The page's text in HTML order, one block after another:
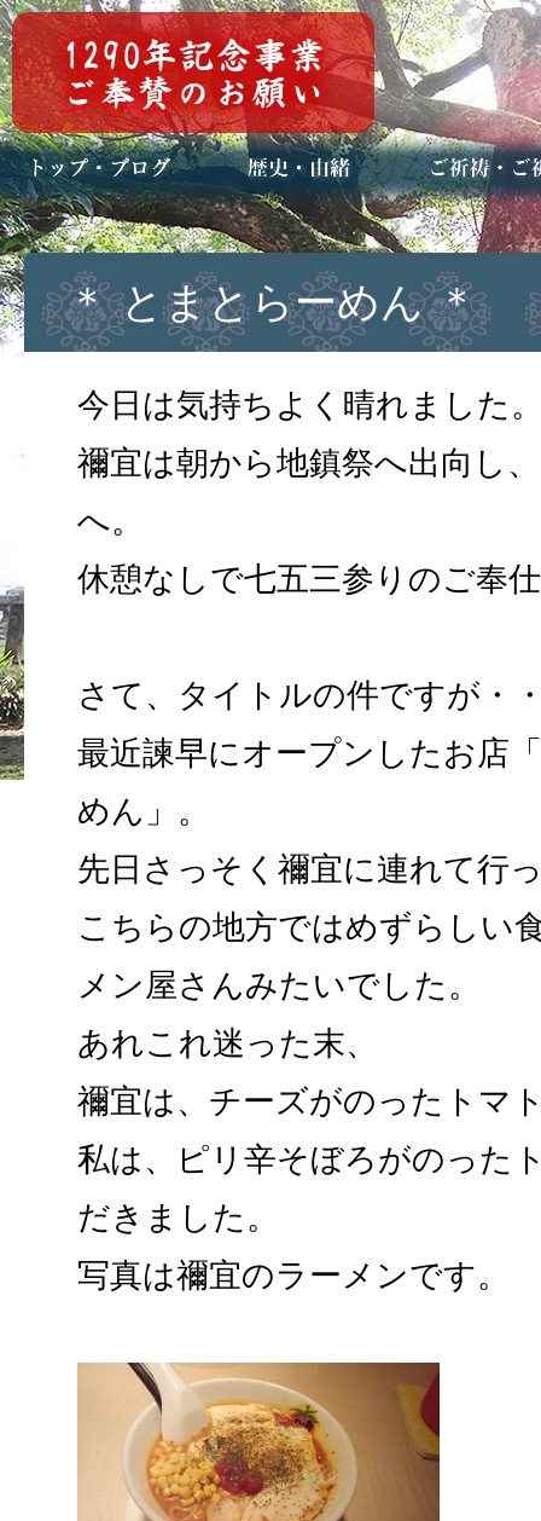
トップページ
ブログ(日々八百万)
お知らせ一覧 歴史・ご祭神
年中行事
メディア掲載 ご祈祷・ご祈
安産祈願
初宮参り
七五三詣
長寿のお祝い
神前結婚式
厄祓い・方位
車のお祓い
地鎮祭
神葬祭（神式
＊ とまとらーめん ＊
今日は気持ちよく晴れました
禰宜は朝から地鎮祭へ出向し
へ。
休憩なしで七五三参りのご奉
さて、タイトルの件ですが・
最近諫早にオープンしたお店
めん」。
先日さっそく禰宜に連れて行
こちらの地方ではめずらしい
メン屋さんみたいでした。
あれこれ迷った末、
禰宜は、チーズがのったトマ
私は、ピリ辛そぼろがのった
だきました。
写真は禰宜のラーメンです。